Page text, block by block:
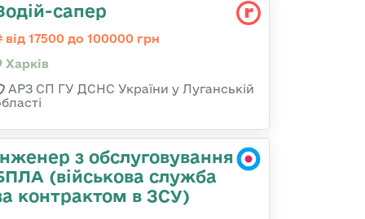
сапер
від 17500 до 100000 грн
Харків
АРЗ СП ГУ ДСНС України у Луганській
з обслуговування
(військова служба
контрактом в ЗСУ)